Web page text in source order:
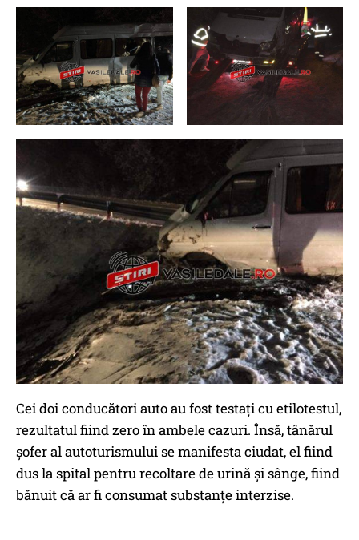
Cei doi conducători auto au fost testaţi cu etilotestul,
rezultatul fiind zero în ambele cazuri. Însă, tânărul
şofer al autoturismului se manifesta ciudat, el fiind
dus la spital pentru recoltare de urină şi sânge, fiind
bănuit că ar fi consumat substanţe interzise.